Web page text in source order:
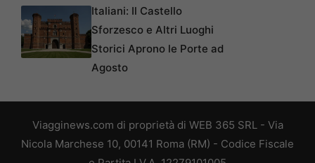
Italiani: Il Castello
Sforzesco e Altri Luoghi
Storici Aprono le Porte ad
Agosto
Viagginews.com di proprietà di WEB 365 SRL - Via
Nicola Marchese 10, 00141 Roma (RM) - Codice Fiscale